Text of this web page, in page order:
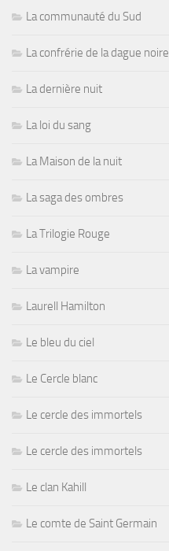
La communauté du Sud
La confrérie de la dague noire
La dernière nuit
La loi du sang
La Maison de la nuit
La saga des ombres
La Trilogie Rouge
La vampire
Laurell Hamilton
Le bleu du ciel
Le Cercle blanc
Le cercle des immortels
Le cercle des immortels
Le clan Kahill
Le comte de Saint Germain